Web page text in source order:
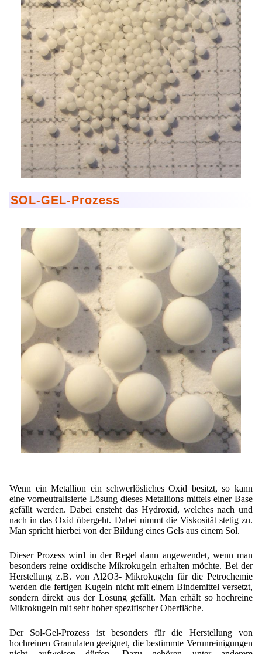
SOL-GEL-Prozess
Wenn ein Metallion ein schwerlösliches Oxid besitzt, so kann
eine vorneutralisierte Lösung dieses Metallions mittels einer Base
gefällt werden. Dabei ensteht das Hydroxid, welches nach und
nach in das Oxid übergeht. Dabei nimmt die Viskosität stetig zu.
Man spricht hierbei von der Bildung eines Gels aus einem Sol.
Dieser Prozess wird in der Regel dann angewendet, wenn man
besonders reine oxidische Mikrokugeln erhalten möchte. Bei der
Herstellung z.B. von Al2O3- Mikrokugeln für die Petrochemie
werden die fertigen Kugeln nicht mit einem Bindemittel versetzt,
sondern direkt aus der Lösung gefällt. Man erhält so hochreine
Mikrokugeln mit sehr hoher spezifischer Oberfläche.
Der Sol-Gel-Prozess ist besonders für die Herstellung von
hochreinen Granulaten geeignet, die bestimmte Verunreinigungen